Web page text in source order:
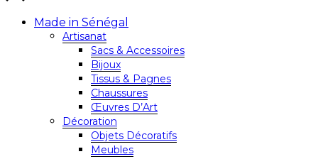
Made in Sénégal
Artisanat
Sacs & Accessoires
Bijoux
Tissus & Pagnes
Chaussures
Œuvres D’Art
Décoration
Objets Décoratifs
Meubles